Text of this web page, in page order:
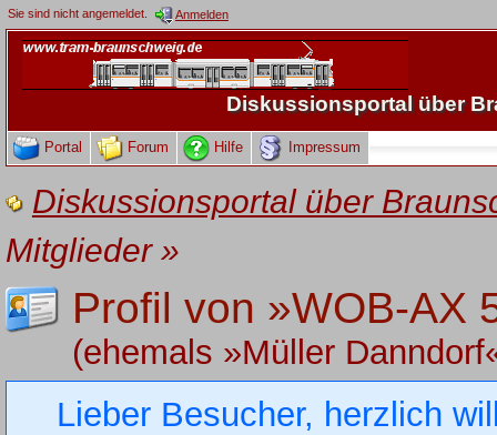
Sie sind nicht angemeldet. Anmelden
Diskussionsportal über
Portal Forum Hilfe Impressum
Diskussionsportal über
Mitglieder»
Profil von »WOB-AX
(ehemals »Müller
Lieber Besucher, herzlich